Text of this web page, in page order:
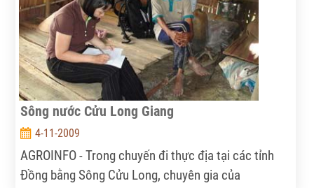
Sông nước Cửu Long Giang
4-11-2009
AGROINFO - Trong chuyến đi thực địa tại các tỉnh
Đồng bằng Sông Cửu Long, chuyên gia của